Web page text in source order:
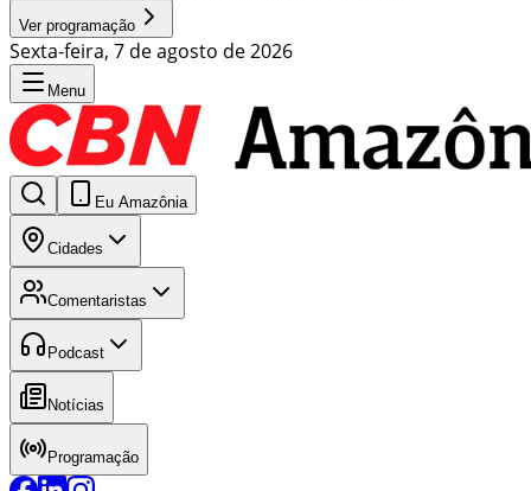
Ver programação
Sexta-feira, 7 de agosto de 2026
Menu
Eu Amazônia
Cidades
Comentaristas
Podcast
Notícias
Programação